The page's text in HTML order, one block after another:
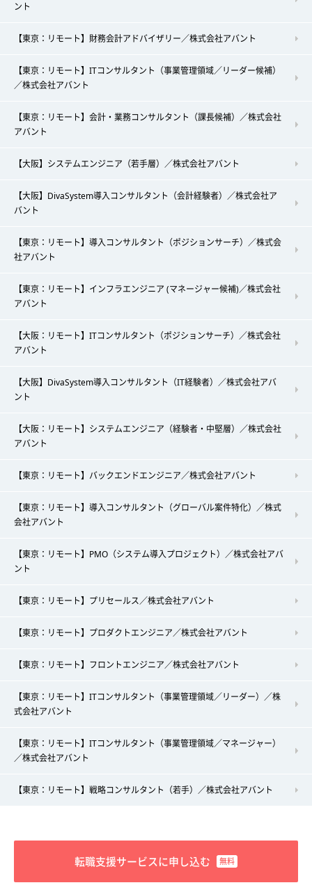
ント
【東京：リモート】財務会計アドバイザリー／株式会社アバント
【東京：リモート】ITコンサルタント（事業管理領域／リーダー候補）
／株式会社アバント
【東京：リモート】会計・業務コンサルタント（課長候補）／株式会社
アバント
【大阪】システムエンジニア（若手層）／株式会社アバント
【大阪】DivaSystem導入コンサルタント（会計経験者）／株式会社ア
バント
【東京：リモート】導入コンサルタント（ポジションサーチ）／株式会
社アバント
【東京：リモート】インフラエンジニア (マネージャー候補)／株式会社
アバント
【大阪：リモート】ITコンサルタント（ポジションサーチ）／株式会社
アバント
【大阪】DivaSystem導入コンサルタント（IT経験者）／株式会社アバ
ント
【大阪：リモート】システムエンジニア（経験者・中堅層）／株式会社
アバント
【東京：リモート】バックエンドエンジニア／株式会社アバント
【東京：リモート】導入コンサルタント（グローバル案件特化）／株式
会社アバント
【東京：リモート】PMO（システム導入プロジェクト）／株式会社アバ
ント
【東京：リモート】プリセールス／株式会社アバント
【東京：リモート】プロダクトエンジニア／株式会社アバント
【東京：リモート】フロントエンジニア／株式会社アバント
【東京：リモート】ITコンサルタント（事業管理領域／リーダー）／株
式会社アバント
【東京：リモート】ITコンサルタント（事業管理領域／マネージャー）
／株式会社アバント
【東京：リモート】戦略コンサルタント（若手）／株式会社アバント
転職支援サービスに申し込む